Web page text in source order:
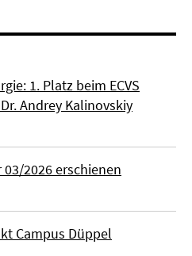
1. Platz beim ECVS
Andrey Kalinovskiy
2026 erschienen
Campus Düppel